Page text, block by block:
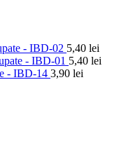
- IBD-02 5,40 lei
- IBD-01 5,40 lei
- IBD-14 3,90 lei